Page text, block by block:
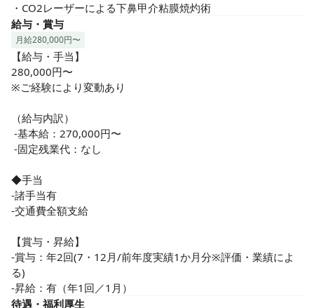
・CO2レーザーによる下鼻甲介粘膜焼灼術
給与・賞与
月給280,000円〜
【給与・手当】
280,000円〜
※ご経験により変動あり
（給与内訳）
◆手当
-諸手当有
-交通費全額支給
【賞与・昇給】
-賞与：年2回(7・12月/前年度実績1か月分※評価・業績によ
る)
-昇給：有（年1回／1月）
待遇・福利厚生